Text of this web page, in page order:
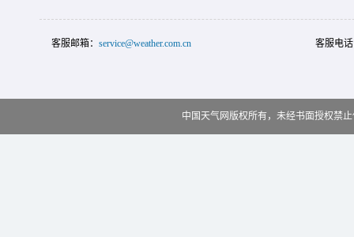
客服邮箱： service@weather.com.cn 客服电
中国天气网版权所有，未经书面授权